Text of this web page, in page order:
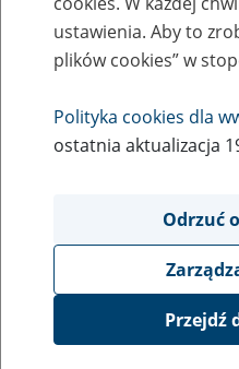
Zaproś ZUS do
rezerwowane, e-
Rodzaj wydarzenia
Szkolenia
Płatnicy, ubezpieczeni,
Event description
Szkolenie stacjonarne w
ustawienia. Aby to
plików cookies” w
Polityka cookies dla
ostatnia aktualizacja
Odrzuć
Przejdź